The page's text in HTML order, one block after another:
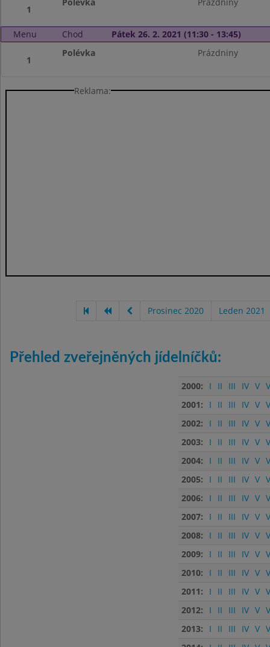
1
Menu Chod Pátek 26. 2. 2021 (11:30 - 13:45)
1
Polévka Prázdniny
Reklama:
Prosinec 2020 Leden 2021
Přehled zveřejněných jídelníčků:
2000: I II III IV V
2001:
I II III IV V
2002:
I II III IV V
2003:
I II III IV V
2004:
I II III IV V
2005:
I II III IV V
2006:
I II III IV V
2007:
I II III IV V
2008:
I II III IV V
2009:
I II III IV V
2010:
I II III IV V
2011:
I II III IV V
2012:
I II III IV V
2013:
I II III IV V